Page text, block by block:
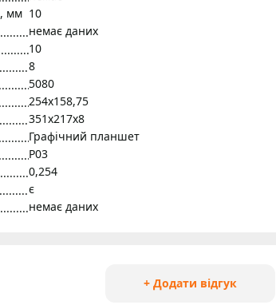
мм 10
немає даних
10
8
5080
254x158,75
351х217х8
Графічний планшет
P03
0,254
є
немає даних
+ Додати відгук